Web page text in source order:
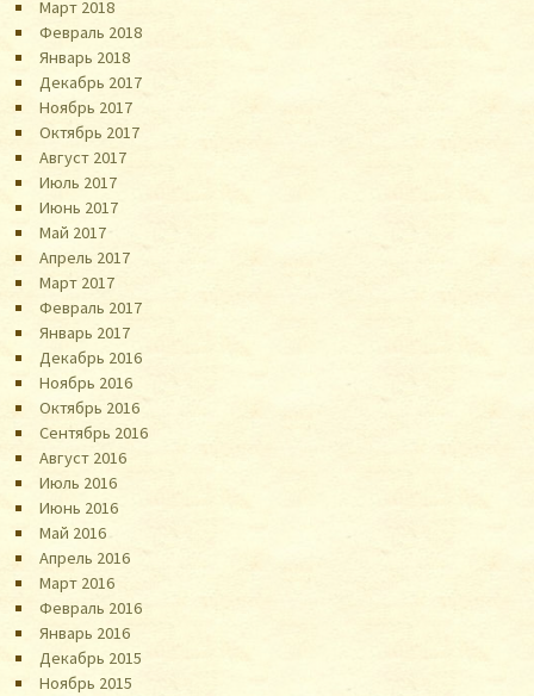
Март 2018
Февраль 2018
Январь 2018
Декабрь 2017
Ноябрь 2017
Октябрь 2017
Август 2017
Июль 2017
Июнь 2017
Май 2017
Апрель 2017
Март 2017
Февраль 2017
Январь 2017
Декабрь 2016
Ноябрь 2016
Октябрь 2016
Сентябрь 2016
Август 2016
Июль 2016
Июнь 2016
Май 2016
Апрель 2016
Март 2016
Февраль 2016
Январь 2016
Декабрь 2015
Ноябрь 2015